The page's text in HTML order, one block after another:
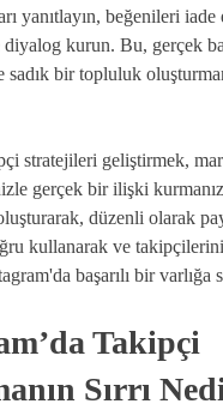
yanıtlayın, beğenileri
kurun. Bu, gerçek
sadık bir topluluk
stratejileri geliştirmek,
gerçek bir ilişki
düzenli olarak
kullanarak ve
başarılı bir
Takipçi
Sırrı